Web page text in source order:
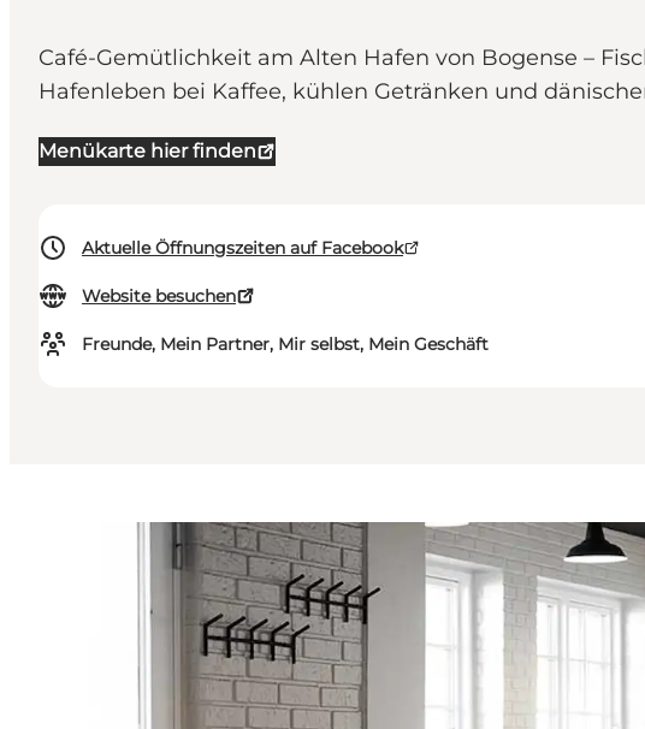
Café-Gemütlichkeit am Alten Hafen von Bogense –
Hafenleben bei Kaffee, kühlen Getränken und
Menükarte hier finden
Aktuelle Öffnungszeiten auf Facebook
Website besuchen
Freunde, Mein Partner, Mir selbst, Mein Geschäft